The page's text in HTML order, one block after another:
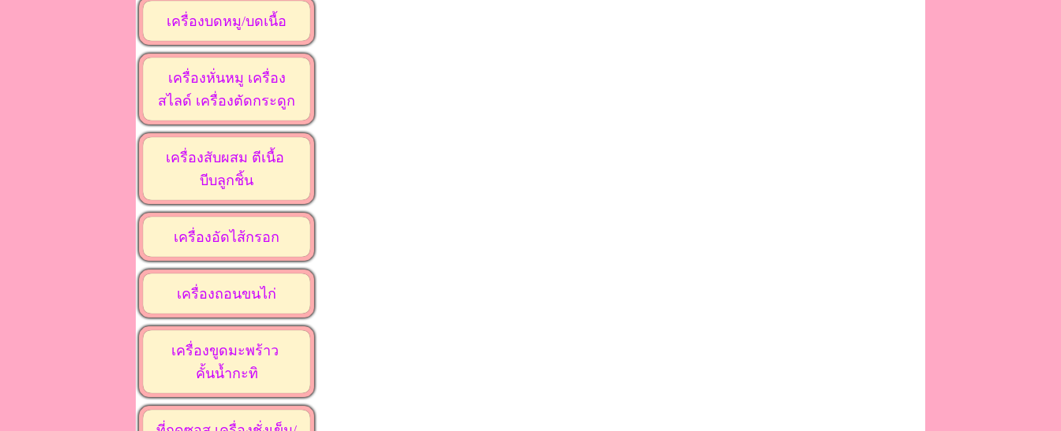
เครื่องบดหมู/บดเนื้อ
เครื่องหั่นหมู เครื่อง
สไลด์ เครื่องตัดกระดูก
เครื่องสับผสม ตีเนื้อ
บีบลูกชิ้น
เครื่องอัดไส้กรอก
เครื่องถอนขนไก่
เครื่องขูดมะพร้าว
คั้นน้ำกะทิ